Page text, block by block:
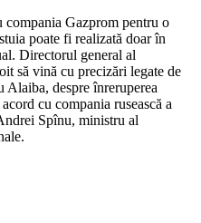
Gazprom pentru o
poate fi realizată doar în
Directorul general al
să vină cu precizări legate de
despre înreruperea
cu compania rusească a
Spînu, ministru al